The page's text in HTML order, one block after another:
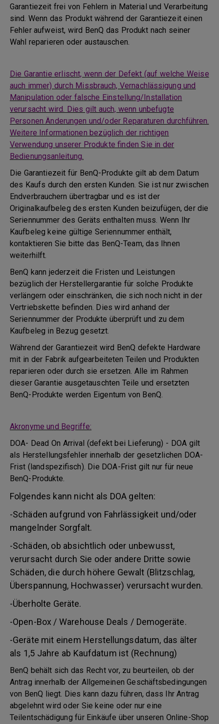
Garantiezeit frei von Fehlern in Material und Verarbeitung
sind. Wenn das Produkt während der Garantiezeit einen
Fehler aufweist, wird BenQ das Produkt nach seiner
Wahl reparieren oder austauschen.
Die Garantie erlischt, wenn der Defekt (auf welche Weise
auch immer) durch Missbrauch, Vernachlässigung und
Manipulation oder falsche Einstellung/Installation
verursacht wird. Dies gilt auch, wenn unbefugte
Personen Änderungen und/oder Reparaturen durchführen.
Weitere Informationen bezüglich der richtigen
Verwendung unserer Produkte finden Sie in der
Bedienungsanleitung.
Die Garantiezeit für BenQ-Produkte gilt ab dem Datum
des Kaufs durch den ersten Kunden. Sie ist nur zwischen
Endverbrauchern übertragbar und es ist der
Originalkaufbeleg des ersten Kunden beizufügen, der die
Seriennummer des Geräts enthalten muss. Wenn Ihr
Kaufbeleg keine gültige Seriennummer enthält,
kontaktieren Sie bitte das BenQ-Team, das Ihnen
weiterhilft.
BenQ kann jederzeit die Fristen und Leistungen
bezüglich der Herstellergarantie für solche Produkte
verlängern oder einschränken, die sich noch nicht in der
Vertriebskette befinden. Dies wird anhand der
Seriennummer der Produkte überprüft und zu dem
Kaufbeleg in Bezug gesetzt.
Während der Garantiezeit wird BenQ defekte Hardware
mit in der Fabrik aufgearbeiteten Teilen und Produkten
reparieren oder durch sie ersetzen. Alle im Rahmen
dieser Garantie ausgetauschten Teile und ersetzten
BenQ-Produkte werden Eigentum von BenQ.
Akronyme und Begriffe:
DOA- Dead On Arrival (defekt bei Lieferung) - DOA gilt
als Herstellungsfehler innerhalb der gesetzlichen DOA-
Frist (landspezifisch). Die DOA-Frist gilt nur für neue
BenQ-Produkte.
Folgendes kann nicht als DOA gelten:
-Schäden aufgrund von Fahrlässigkeit und/oder
mangelnder Sorgfalt.
-Schäden, ob absichtlich oder unbewusst,
verursacht durch Sie oder andere Dritte sowie
Schäden, die durch höhere Gewalt (Blitzschlag,
Überspannung, Hochwasser) verursacht wurden.
-Überholte Geräte.
-Open-Box / Warehouse Deals / Demogeräte.
-Geräte mit einem Herstellungsdatum, das älter
als 1,5 Jahre ab Kaufdatum ist (Rechnung)
BenQ behält sich das Recht vor, zu beurteilen, ob der
Antrag innerhalb der Allgemeinen Geschäftsbedingungen
von BenQ liegt. Dies kann dazu führen, dass Ihr Antrag
abgelehnt wird oder Sie keine oder nur eine
Teilentschädigung für Einkäufe über unseren Online-Shop